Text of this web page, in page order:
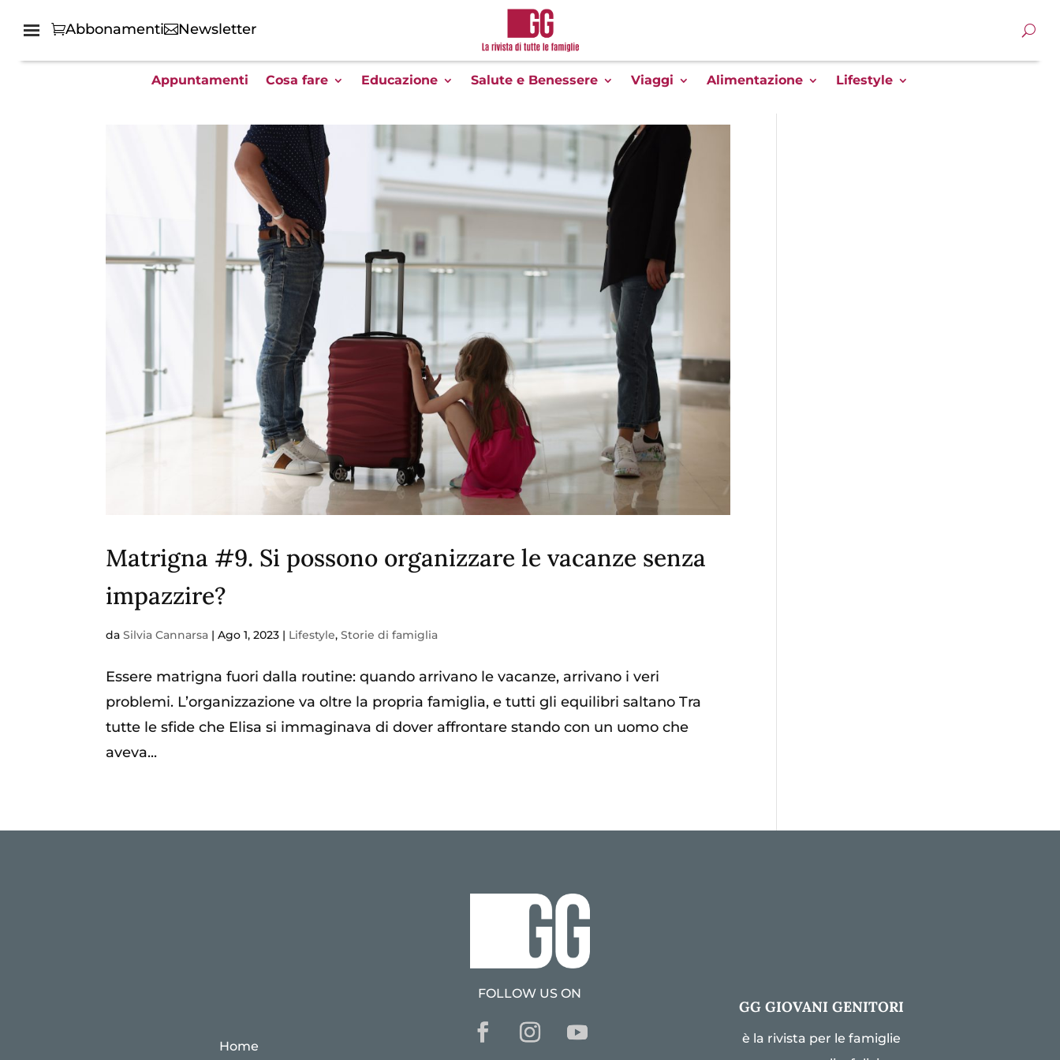
Abbonamenti Newsletter
Appuntamenti Cosa fare Educazione Salute e Benessere Viaggi Alimentazione Lifestyle
Matrigna #9. Si possono organizzare le vacanze senza
impazzire?
daSilvia Cannarsa |Ago 1, 2023 | Lifestyle,Storie di famiglia
Essere matrigna fuori dalla routine: quando arrivano le vacanze, arrivano i veri
problemi. L’organizzazione va oltre la propria famiglia, e tutti gli equilibri saltano Tra
tutte le sfide che Elisa si immaginava di dover affrontare stando con un uomo che
aveva...
Home
FOLLOW US ON
GG GIOVANI GENITORI
è la rivista per le famiglie